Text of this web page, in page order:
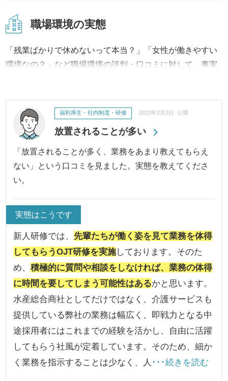
職場環境の実態
「残業ばかりで休めないって本当？」「女性が働きやすい
環境なの？」など職場環境の評判・口コミに対して、事実
放置されることが多い
福利厚生・社内制度・研修 2023年2月3日 公開
「放置されることが多く、業務をあまり教えてもらえ
ない」という口コミを見ました。実態を教えてくださ
い。
実態はこうです
新人研修では、 先輩たちが働く姿を見て業務を体得
してもらうOJT研修を実施しております。そのた
め、積極的に質問や相談をしなければ、業務の体得
に時間を要してしまう可能性はあるかと思います。
水産総合商社としてだけではなく、介護サービスも
提供している弊社の業務は幅広く、即戦力となる中
途採用者にはこれまでの経験を活かし、自由に活躍
してもらう社風が定着しています。そのため、細か
く業務を指示することは少なく、人 ･･･続きを読む